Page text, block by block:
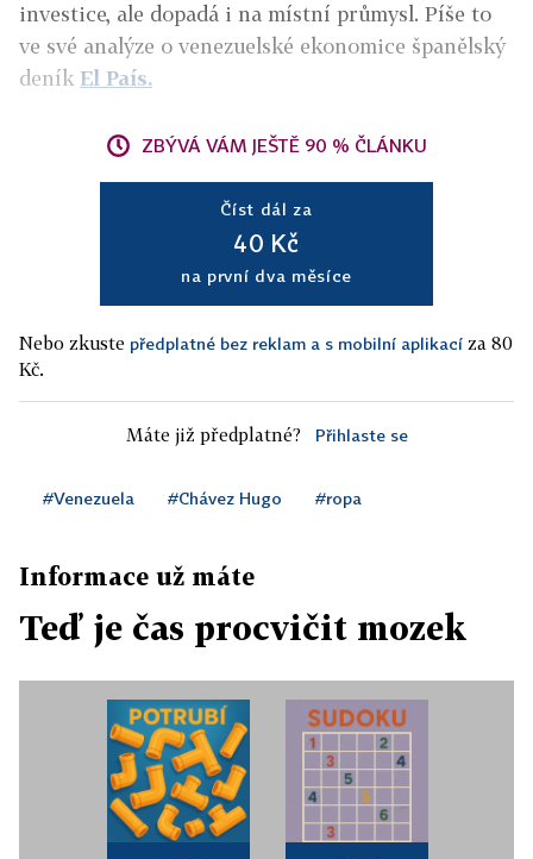
investice, ale dopadá i na místní průmysl. Píše to
ve své analýze o venezuelské ekonomice španělský
deník El País.
ZBÝVÁ VÁM JEŠTĚ 90 % ČLÁNKU
Číst dál za
40 Kč
na první dva měsíce
Nebo zkuste předplatné bez reklam a s mobilní aplikací za 80
Kč.
Máte již předplatné? Přihlaste se
#Venezuela #Chávez Hugo #ropa
Informace už máte
Teď je čas procvičit mozek